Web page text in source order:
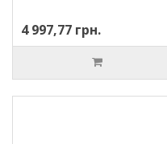
4 997,77 грн.